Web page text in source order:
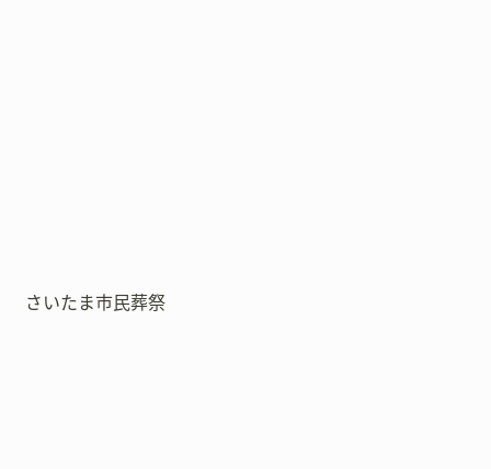
さいたま市民葬祭